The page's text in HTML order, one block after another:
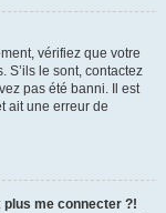
vérifiez que votre
S’ils le sont, contactez
pas été banni. Il est
ait une erreur de
me connecter ?!